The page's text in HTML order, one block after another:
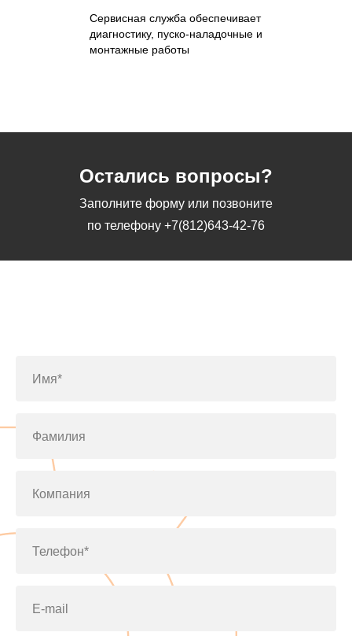
Сервисная служба обеспечивает
диагностику, пуско-наладочные и
монтажные работы
Остались вопросы?
Заполните форму или позвоните
по телефону +7(812)643-42-76
Имя*
Фамилия
Компания
Телефон*
E-mail